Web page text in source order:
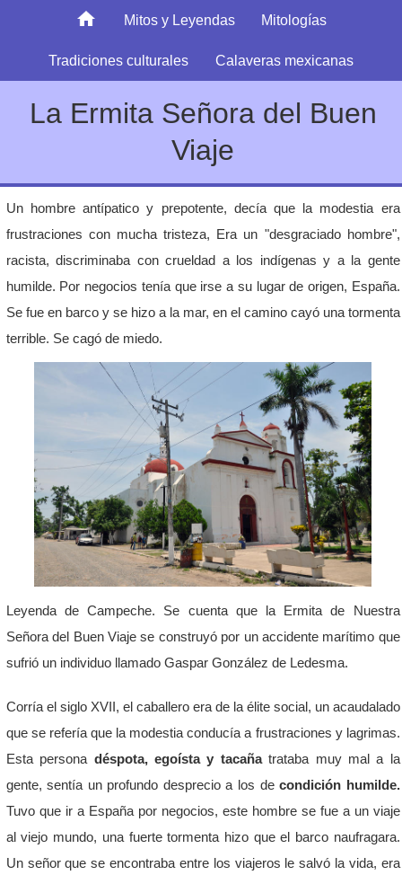
Mitos y Leyendas Mitologías
Tradiciones culturales Calaveras mexicanas
La Ermita Señora del Buen
Viaje
Un hombre antípatico y prepotente, decía que la modestia era
frustraciones con mucha tristeza, Era un "desgraciado hombre",
racista, discriminaba con crueldad a los indígenas y a la gente
humilde. Por negocios tenía que irse a su lugar de origen, España.
Se fue en barco y se hizo a la mar, en el camino cayó una tormenta
terrible. Se cagó de miedo.
Leyenda de Campeche. Se cuenta que la Ermita de Nuestra
Señora del Buen Viaje se construyó por un accidente marítimo que
sufrió un individuo llamado Gaspar González de Ledesma.
Corría el siglo XVII, el caballero era de la élite social, un acaudalado
que se refería que la modestia conducía a frustraciones y lagrimas.
Esta persona déspota, egoísta y tacañatrataba muy mal a la
gente, sentía un profundo desprecio a los decondición humilde.
Tuvo que ir a España por negocios, este hombre se fue a un viaje
al viejo mundo, una fuerte tormenta hizo que el barco naufragara.
Un señor que se encontraba entre los viajeros le salvó la vida, era